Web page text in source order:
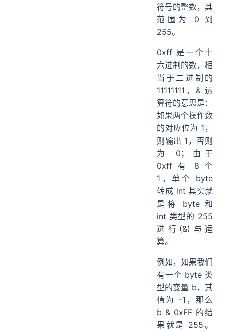
符号的整数，其
范围为 0 到
255。
0xff 是一个十
六进制的数，相
当于二进制的
11111111，& 运
算符的意思是：
如果两个操作数
的对应位为 1，
则输出 1，否则
为 0；由于
0xff 有 8 个
1，单个 byte
转成 int 其实就
是将 byte 和
int 类型的 255
进行(&)与运
算。
例如，如果我们
有一个 byte 类
型的变量 b，其
值为 -1，那么
b & 0xFF 的结
果就是 255。